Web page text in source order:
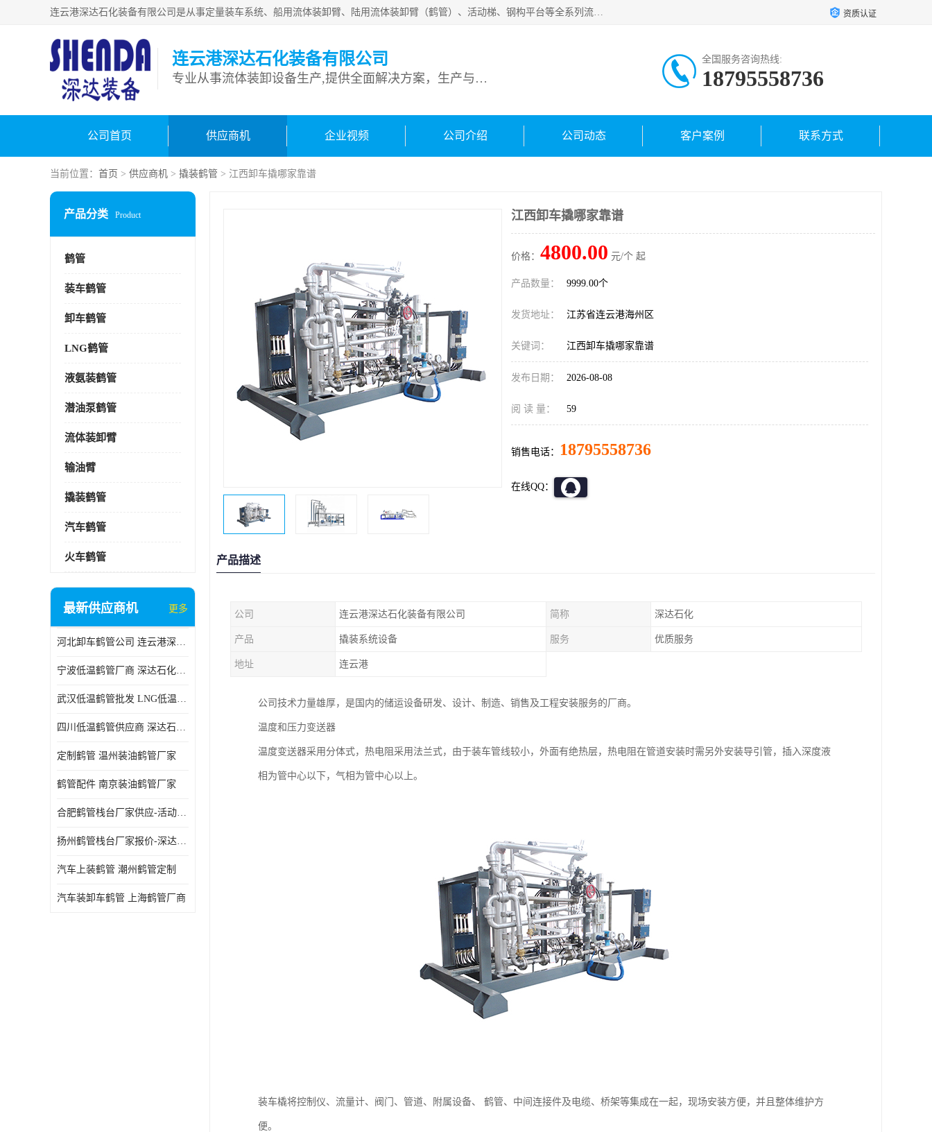
连云港深达石化装备有限公司是从事定量装车系统、船用流体装卸臂、陆用流体装卸臂（鹤管）、活动梯、钢构平台等全系列流体装卸设备的设计、制造、销售以及服务的专业供应商。公司始终以客户为中心，密切跟踪国内外油气储运及装卸设备先进技术的发展，以先进的技术、优质的产品、一流的服务，满足客户需求。 资质认证
连云港深达石化装备有限公司
专业从事流体装卸设备生产,提供全面解决方案，生产与定制服务
全国服务咨询热线:
18795558736
公司首页 供应商机 企业视频 公司介绍 公司动态 客户案例 联系方式
当前位置： 首页 > 供应商机 > 撬装鹤管 > 江西卸车撬哪家靠谱
产品分类 Product
鹤管
装车鹤管
卸车鹤管
LNG鹤管
液氨装鹤管
潜油泵鹤管
流体装卸臂
输油臂
撬装鹤管
汽车鹤管
火车鹤管
最新供应商机 更多
河北卸车鹤管公司 连云港深达石化装备有限公司
宁波低温鹤管厂商 深达石化装备有限公司
武汉低温鹤管批发 LNG低温鹤管生产商
四川低温鹤管供应商 深达石化装备
定制鹤管 温州装油鹤管厂家
鹤管配件 南京装油鹤管厂家
合肥鹤管栈台厂家供应-活动梯栈台厂商
扬州鹤管栈台厂家报价-深达石化装备有限公司
汽车上装鹤管 潮州鹤管定制
汽车装卸车鹤管 上海鹤管厂商
江西卸车撬哪家靠谱
价格： 4800.00 元/个 起
产品数量： 9999.00个
发货地址： 江苏省连云港海州区
关键词： 江西卸车撬哪家靠谱
发布日期： 2026-08-08
阅 读 量： 59
销售电话： 18795558736
在线QQ：
产品描述
公司 连云港深达石化装备有限公司 简称 深达石化
产品 撬装系统设备 服务 优质服务
地址 连云港
公司技术力量雄厚，是国内的储运设备研发、设计、制造、销售及工程安装服务的厂商。
温度和压力变送器
温度变送器采用分体式，热电阻采用法兰式，由于装车管线较小，外面有绝热层，热电阻在管道安装时需另外安装导引管，插入深度液
相为管中心以下，气相为管中心以上。
装车橇将控制仪、流量计、阀门、管道、附属设备、 鹤管、中间连接件及电缆、桥架等集成在一起，现场安装方便，并且整体维护方
便。